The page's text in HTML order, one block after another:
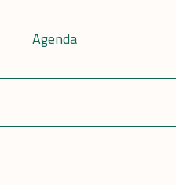
Agenda